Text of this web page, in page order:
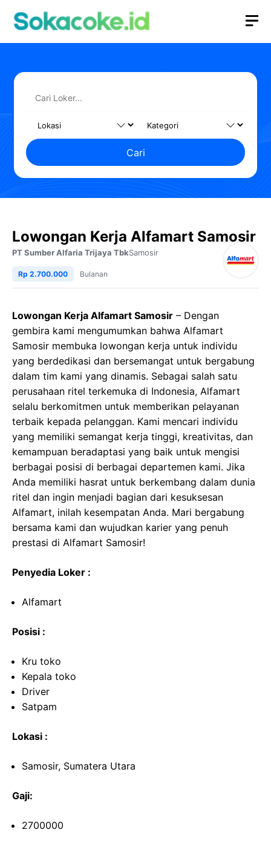
Cari
Lowongan Kerja Alfamart Samosir
PT Sumber Alfaria Trijaya TbkSamosir
Rp 2.700.000 Bulanan
Lowongan Kerja Alfamart Samosir – Dengan
gembira kami mengumumkan bahwa Alfamart
Samosir membuka lowongan kerja untuk individu
yang berdedikasi dan bersemangat untuk bergabung
dalam tim kami yang dinamis. Sebagai salah satu
perusahaan ritel terkemuka di Indonesia, Alfamart
selalu berkomitmen untuk memberikan pelayanan
terbaik kepada pelanggan. Kami mencari individu
yang memiliki semangat kerja tinggi, kreativitas, dan
kemampuan beradaptasi yang baik untuk mengisi
berbagai posisi di berbagai departemen kami. Jika
Anda memiliki hasrat untuk berkembang dalam dunia
ritel dan ingin menjadi bagian dari kesuksesan
Alfamart, inilah kesempatan Anda. Mari bergabung
bersama kami dan wujudkan karier yang penuh
prestasi di Alfamart Samosir!
Penyedia Loker :
Alfamart
Posisi :
Kru toko
Kepala toko
Driver
Satpam
Lokasi :
Samosir, Sumatera Utara
Gaji:
2700000